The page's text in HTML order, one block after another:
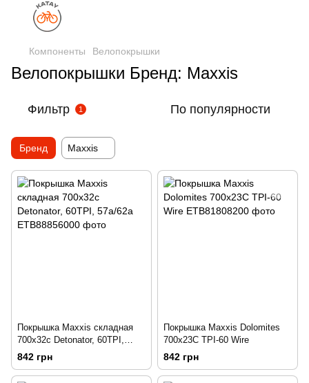
Компоненты Велопокрышки
Велопокрышки Бренд: Maxxis
Фильтр 1 По популярности
Бренд Maxxis
Покрышка Maxxis складная
700x32c Detonator, 60TPI,
57a/62a
842 грн
Покрышка Maxxis Dolomites
700х23C TPI-60 Wire
842 грн